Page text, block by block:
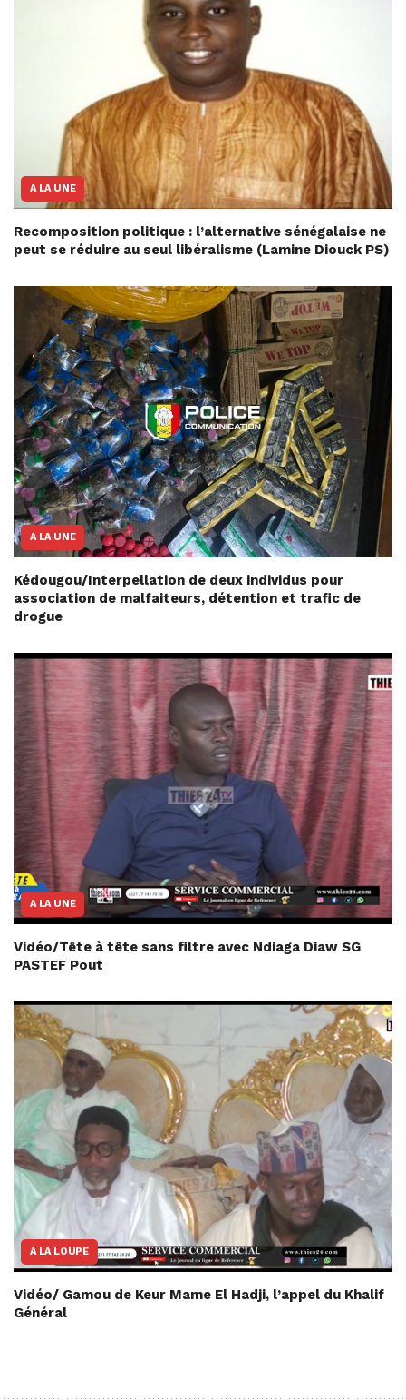
A LA UNE
Recomposition politique : l’alternative sénégalaise ne
peut se réduire au seul libéralisme (Lamine Diouck PS)
A LA UNE
Kédougou/Interpellation de deux individus pour
association de malfaiteurs, détention et trafic de
drogue
A LA UNE
Vidéo/Tête à tête sans filtre avec Ndiaga Diaw SG
PASTEF Pout
A LA LOUPE
Vidéo/ Gamou de Keur Mame El Hadji, l’appel du Khalif
Général